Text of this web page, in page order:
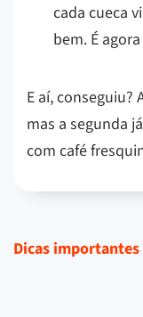
cada cueca
bem. É
E aí, conseguiu?
mas a segunda
com café
Dicas